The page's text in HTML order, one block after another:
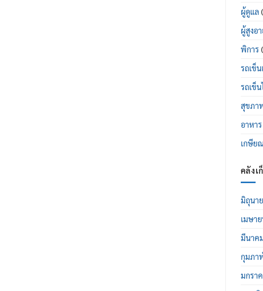
ผู้ดูแล
ผู้สูงอ
พิการ
รถเข็
รถเข็
สุขภา
อาหาร
เกษีย
คลังเ
มิถุนา
เมษา
มีนาค
กุมภา
มกรา